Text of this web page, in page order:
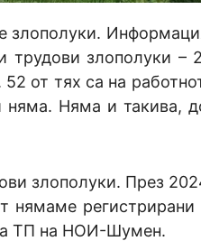
злополуки.
трудови злополуки –
от тях са на
няма. Няма и такива,
злополуки. През
нямаме регистрирани
ТП на НОИ-Шумен.